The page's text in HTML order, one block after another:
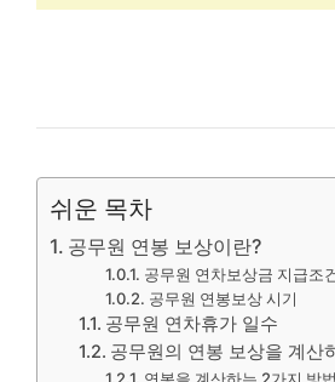
쉬운 목차
공무원 연봉 보상이란?
공무원 연차보상금 지급조
공무원 연봉보상 시기
공무원 연차휴가 일수
공무원의 연봉 보상을 계산